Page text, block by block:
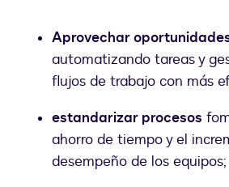
Aprovechar
automatizando tareas y
flujos de trabajo con más
estandarizar procesos
ahorro de tiempo y el
desempeño de los equipos;